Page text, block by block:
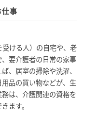
事
ける人）の自宅や、老
要介護者の日常の家事
、居室の掃除や洗濯、
品の買い物などが、生
は、介護関連の資格を
ます。